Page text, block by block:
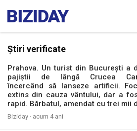
Știri verificate
Prahova. Un turist din București a
pajiștii de lângă Crucea
încercând să lanseze artificii.
extins din cauza vântului, dar a
rapid. Bărbatul, amendat cu trei mii
Biziday · acum 4 ani